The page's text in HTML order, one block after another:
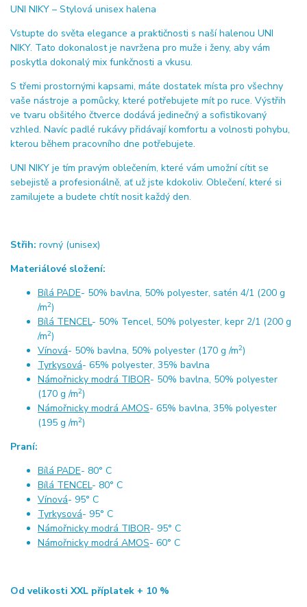
UNI NIKY – Stylová unisex halena
Vstupte do světa elegance a praktičnosti s naší halenou UNI
NIKY. Tato dokonalost je navržena pro muže i ženy, aby vám
poskytla dokonalý mix funkčnosti a vkusu.
S třemi prostornými kapsami, máte dostatek místa pro všechny
vaše nástroje a pomůcky, které potřebujete mít po ruce. Výstřih
ve tvaru obšitého čtverce dodává jedinečný a sofistikovaný
vzhled. Navíc padlé rukávy přidávají komfortu a volnosti pohybu,
kterou během pracovního dne potřebujete.
UNI NIKY je tím pravým oblečením, které vám umožní cítit se
sebejistě a profesionálně, ať už jste kdokoliv. Oblečení, které si
zamilujete a budete chtít nosit každý den.
Střih: rovný (unisex)
Materiálové složení:
Bílá PADE- 50% bavlna, 50% polyester, satén 4/1 (200 g
/m2)
Bílá TENCEL- 50% Tencel, 50% polyester, kepr 2/1 (200 g
/m2)
Vínová- 50% bavlna, 50% polyester (170 g /m2)
Tyrkysová- 65% polyester, 35% bavlna
Námořnicky modrá TIBOR- 50% bavlna, 50% polyester
(170 g /m2)
Námořnicky modrá AMOS- 65% bavlna, 35% polyester
(195 g /m2)
Praní:
Bílá PADE- 80° C
Bílá TENCEL- 80° C
Vínová- 95° C
Tyrkysová- 95° C
Námořnicky modrá TIBOR- 95° C
Námořnicky modrá AMOS- 60° C
Od velikosti XXL příplatek + 10 %